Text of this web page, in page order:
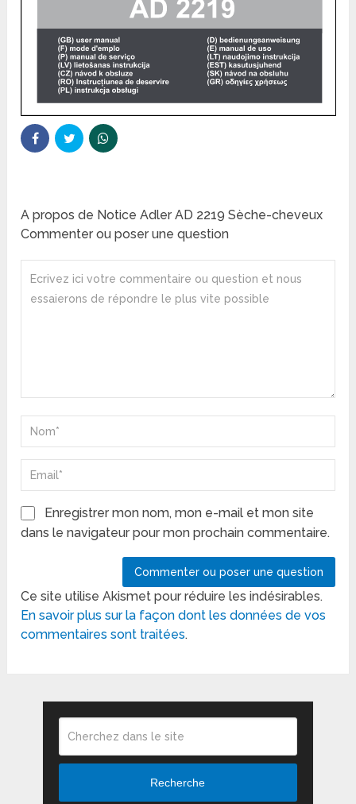
A propos de Notice Adler AD 2219 Sèche-cheveux
Commenter ou poser une question
Enregistrer mon nom, mon e-mail et mon site
dans le navigateur pour mon prochain commentaire.
Ce site utilise Akismet pour réduire les indésirables.
En savoir plus sur la façon dont les données de vos
commentaires sont traitées.
Recherche